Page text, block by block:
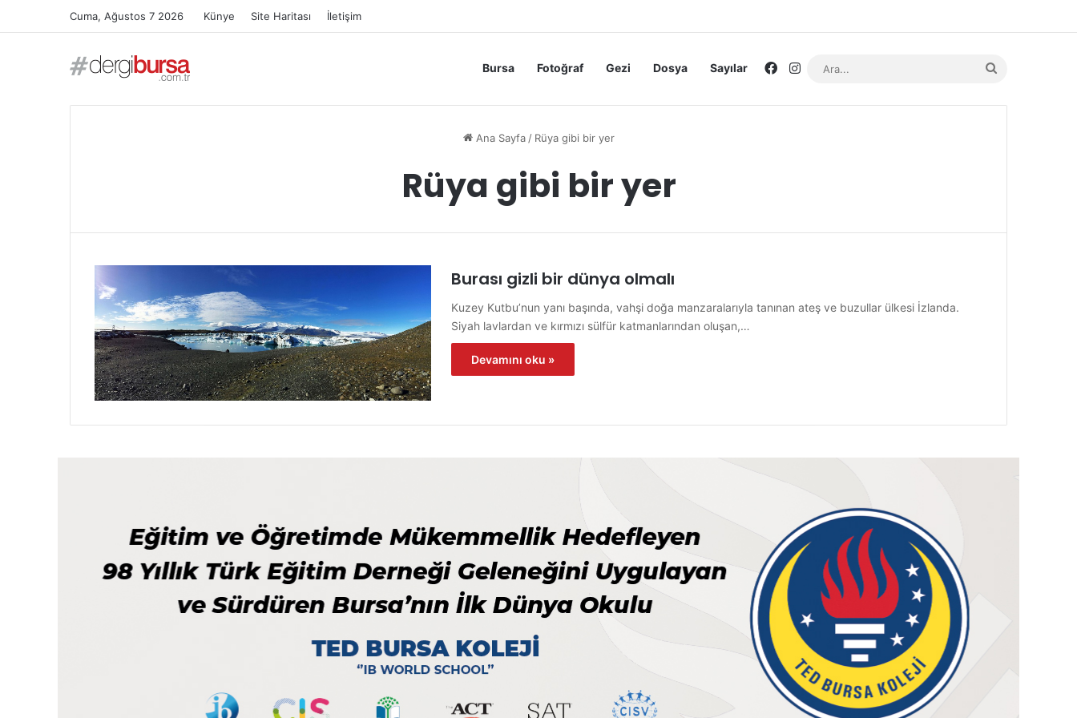
Cuma, Ağustos 7 2026 Künye Site Haritası İletişim
Bursa Fotoğraf Gezi Dosya Sayılar Facebook
Instagram
Ana Sayfa / Rüya gibi bir yer
Rüya gibi bir yer
Burası gizli bir dünya olmalı
Kuzey Kutbu’nun yanı başında, vahşi doğa manzaralarıyla tanınan ateş ve buzullar ülkesi İzlanda.
Siyah lavlardan ve kırmızı sülfür katmanlarından oluşan,…
Devamını oku »